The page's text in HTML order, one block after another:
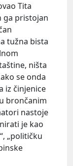
Tita
ga pristojan
tužna bista
ništa
se onda
iz činjenice
brončanim
nastoje
je kao
„političku